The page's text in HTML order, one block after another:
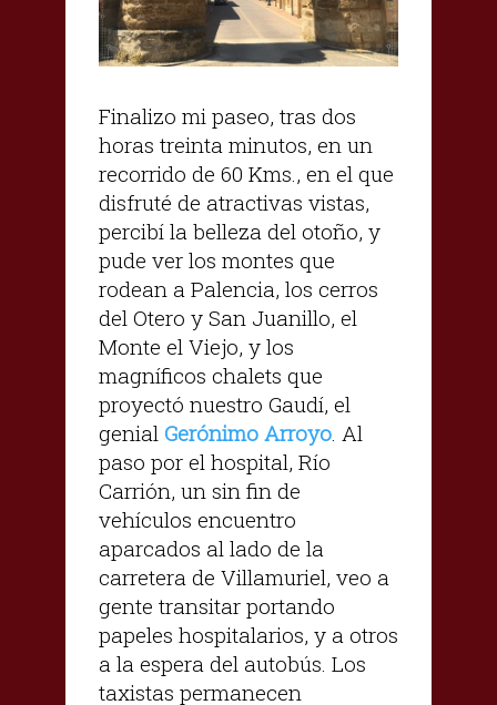
Finalizo mi paseo, tras dos
horas treinta minutos, en un
recorrido de 60 Kms., en el que
disfruté de atractivas vistas,
percibí la belleza del otoño, y
pude ver los montes que
rodean a Palencia, los cerros
del Otero y San Juanillo, el
Monte el Viejo, y los
magníficos chalets que
proyectó nuestro Gaudí, el
genial Gerónimo Arroyo . Al
paso por el hospital, Río
Carrión, un sin fin de
vehículos encuentro
aparcados al lado de la
carretera de Villamuriel, veo a
gente transitar portando
papeles hospitalarios, y a otros
a la espera del autobús. Los
taxistas permanecen